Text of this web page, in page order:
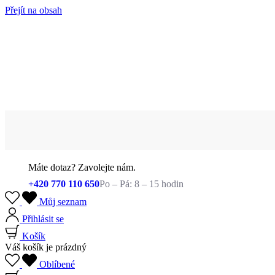
Přejít na obsah
Máte dotaz? Zavolejte nám.
+420 770 110 650Po – Pá: 8 – 15 hodin
Můj seznam
Přihlásit se
Košík
Váš košík je prázdný
Oblíbené